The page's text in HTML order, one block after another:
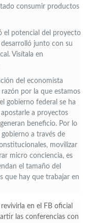
consumir productos
el potencial del proyecto
junto con su
Visítala en
del economista
por la que estamos
gobierno federal se ha
a proyectos
beneficio. Por lo
a través de
movilizar
micro conciencia, es
el tamaño del
que hay que trabajar en
en el FB oficial
las conferencias con